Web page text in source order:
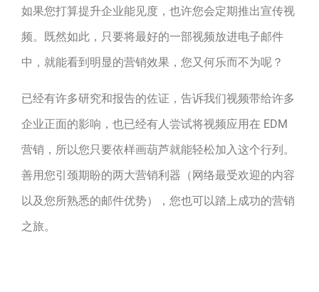
如果您打算提升企业能见度，也许您会定期推出宣传视
频。既然如此，只要将最好的一部视频放进电子邮件
中，就能看到明显的营销效果，您又何乐而不为呢？
已经有许多研究和报告的佐证，告诉我们视频带给许多
企业正面的影响，也已经有人尝试将视频应用在 EDM
营销，所以您只要依样画葫芦就能轻松加入这个行列。
善用您引颈期盼的两大营销利器（网络最受欢迎的内容
以及您所熟悉的邮件优势），您也可以踏上成功的营销
之旅。